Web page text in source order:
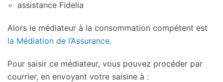
assistance Fidelia
Alors le médiateur à la consommation compétent est
la Médiation de l’Assurance.
Pour saisir ce médiateur, vous pouvez procéder par
courrier, en envoyant votre saisine à :